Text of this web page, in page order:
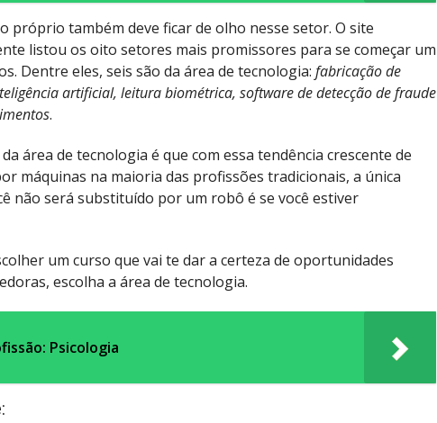
próprio também deve ficar de olho nesse setor. O site
listou os oito setores mais promissores para se começar um
Dentre eles, seis são da área de tecnologia: fabricação de
artificial, leitura biométrica, software de detecção de fraude
.
área de tecnologia é que com essa tendência crescente de
máquinas na maioria das profissões tradicionais, a única
não será substituído por um robô é se você estiver
um curso que vai te dar a certeza de oportunidades
escolha a área de tecnologia.
Psicologia